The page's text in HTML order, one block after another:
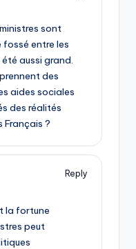
sont
fossé entre les
aussi grand.
des
aides sociales
des réalités
Français ?
Reply
la fortune
peut